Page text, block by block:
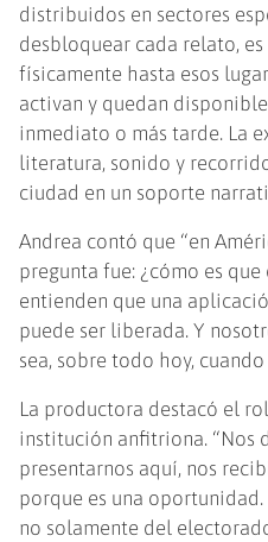
distribuidos en sectores
desbloquear cada relato,
físicamente hasta esos
activan y quedan
inmediato o más tarde. La
literatura, sonido y
ciudad en un soporte
Andrea contó que “en
pregunta fue: ¿cómo es
entienden que una
puede ser liberada. Y
sea, sobre todo hoy,
La productora destacó el
institución anfitriona. “Nos
presentarnos aquí, nos
porque es una
no solamente del